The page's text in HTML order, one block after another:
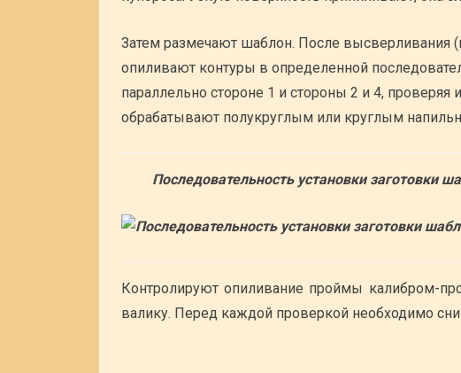
Затем размечают шаблон. После
опиливают контуры в определенной
параллельно стороне 1 и стороны 2 и 4,
обрабатывают полукруглым или круглым
Последовательность установки заготовки
Контролируют опиливание проймы калибром-
валику. Перед каждой проверкой необходимо